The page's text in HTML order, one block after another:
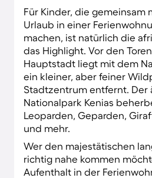
kenianische Küche kennen
internationale Spezialitäten
Chinesisch bis Mexikanisch.
Wer in die Geschichte und
Urlaubslandes eintauchen
Nationalmuseum oder das
dem du traditionelle Tänze
kenianischen Stämme
zuletzt lockt mit dem
faszinierende Tierwelt
der Haustür. Von deinem
Zentrum ist es nur ein
kleinen Nationalpark mit
Für Kinder, die gemeinsam
Urlaub in einer
machen, ist natürlich die
das Highlight. Vor den
Hauptstadt liegt mit dem
ein kleiner, aber feiner
Stadtzentrum entfernt. Der
Nationalpark Kenias
Leoparden, Geparden,
und mehr.
Wer den majestätischen
richtig nahe kommen
Aufenthalt in der